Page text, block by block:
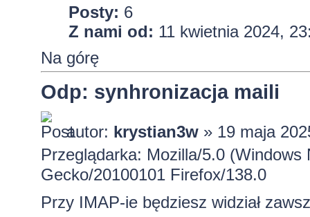
Posty: 6
Z nami od: 11 kwietnia 2024,
Na górę
Odp: synhronizacja maili
autor: krystian3w» 19 maja
Przeglądarka: Mozilla/5.0
Gecko/20100101 Firefox/138.0
Przy IMAP-ie będziesz widział